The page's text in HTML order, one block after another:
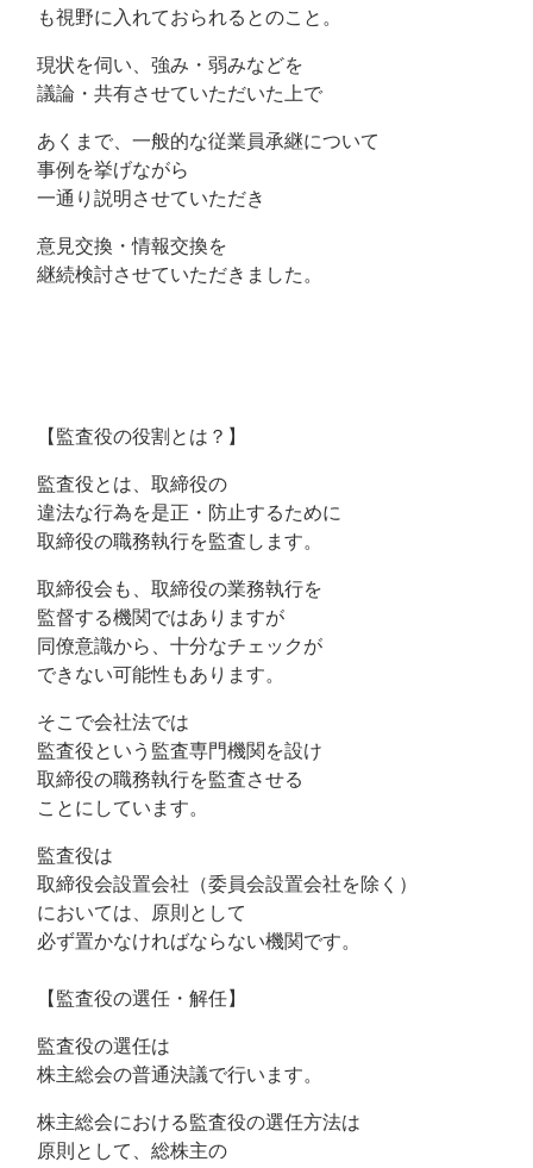
も視野に入れておられるとのこと。
現状を伺い、強み・弱みなどを
議論・共有させていただいた上で
あくまで、一般的な従業員承継について
事例を挙げながら
一通り説明させていただき
意見交換・情報交換を
継続検討させていただきました。
【監査役の役割とは？】
監査役とは、取締役の
違法な行為を是正・防止するために
取締役の職務執行を監査します。
取締役会も、取締役の業務執行を
監督する機関ではありますが
同僚意識から、十分なチェックが
できない可能性もあります。
そこで会社法では
監査役という監査専門機関を設け
取締役の職務執行を監査させる
ことにしています。
監査役は
取締役会設置会社（委員会設置会社を除く）
においては、原則として
必ず置かなければならない機関です。
【監査役の選任・解任】
監査役の選任は
株主総会の普通決議で行います。
株主総会における監査役の選任方法は
原則として、総株主の